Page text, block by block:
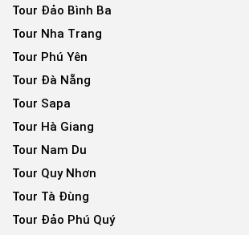
Tour Đảo Bình Ba
Tour Nha Trang
Tour Phú Yên
Tour Đà Nẵng
Tour Sapa
Tour Hà Giang
Tour Nam Du
Tour Quy Nhơn
Tour Tà Đùng
Tour Đảo Phú Quý